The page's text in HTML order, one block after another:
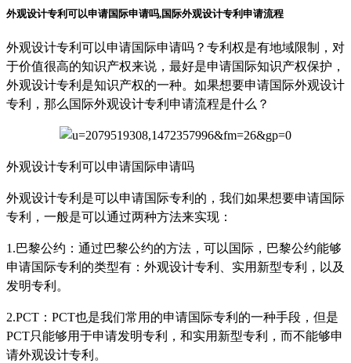
外观设计专利可以申请国际申请吗,国际外观设计专利申请流程
外观设计专利可以申请国际申请吗？专利权是有地域限制，对
于价值很高的知识产权来说，最好是申请国际知识产权保护，
外观设计专利是知识产权的一种。如果想要申请国际外观设计
专利，那么国际外观设计专利申请流程是什么？
外观设计专利可以申请国际申请吗
外观设计专利是可以申请国际专利的，我们如果想要申请国际
专利，一般是可以通过两种方法来实现：
1.巴黎公约：通过巴黎公约的方法，可以国际，巴黎公约能够
申请国际专利的类型有：外观设计专利、实用新型专利，以及
发明专利。
2.PCT：PCT也是我们常用的申请国际专利的一种手段，但是
PCT只能够用于申请发明专利，和实用新型专利，而不能够申
请外观设计专利。